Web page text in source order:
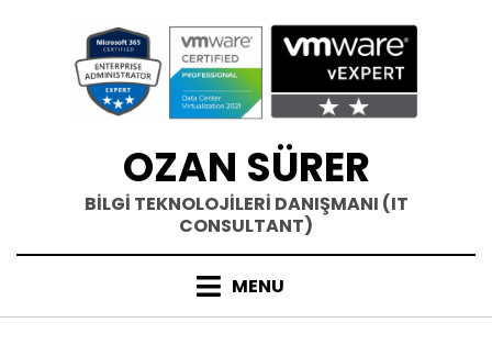
OZAN SÜRER
BİLGİ TEKNOLOJİLERİ DANIŞMANI (IT
CONSULTANT)
MENU